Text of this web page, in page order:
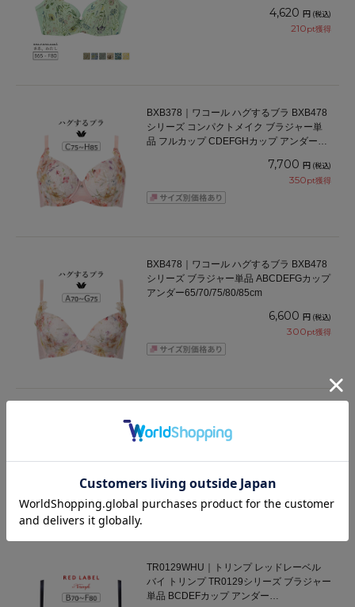
4,620 円 (税込)
210pt獲得
BXB378｜ワコール ハグするブラ BXB478
シリーズ コンパクトメイク ブラジャー単
品 フルカップ CDEFGHカップ アンダー
7,700 円 (税込)
350pt獲得
BXB478｜ワコール ハグするブラ BXB478
シリーズ ブラジャー単品 ABCDEFGカップ
アンダー65/70/75/80/85cm
6,600 円 (税込)
300pt獲得
バイ トリンプ TR0129シリーズ ブラジャー
単品 GHカップ アンダー65/70/75/80cm
TR0129WHU｜トリンプ レッドレーベル
バイ トリンプ TR0129シリーズ ブラジャー
単品 BCDEFカップ アンダー